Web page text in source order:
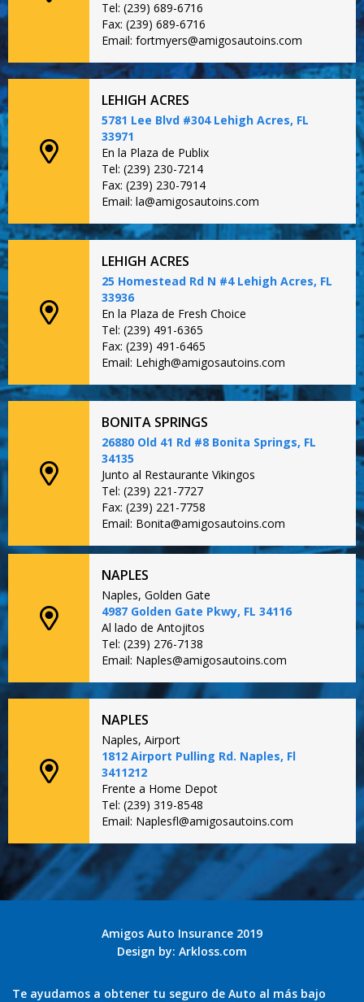
Tel: (239) 689-6716
Fax: (239) 689-6716
Email: fortmyers@amigosautoins.com
LEHIGH ACRES
5781 Lee Blvd #304 Lehigh Acres, FL
33971
En la Plaza de Publix
Tel: (239) 230-7214
Fax: (239) 230-7914
Email: la@amigosautoins.com
LEHIGH ACRES
25 Homestead Rd N #4 Lehigh Acres, FL
33936
En la Plaza de Fresh Choice
Tel: (239) 491-6365
Fax: (239) 491-6465
Email: Lehigh@amigosautoins.com
BONITA SPRINGS
26880 Old 41 Rd #8 Bonita Springs, FL
34135
Junto al Restaurante Vikingos
Tel: (239) 221-7727
Fax: (239) 221-7758
Email: Bonita@amigosautoins.com
NAPLES
Naples, Golden Gate
4987 Golden Gate Pkwy, FL 34116
Al lado de Antojitos
Tel: (239) 276-7138
Email: Naples@amigosautoins.com
NAPLES
Naples, Airport
1812 Airport Pulling Rd. Naples, Fl
3411212
Frente a Home Depot
Tel: (239) 319-8548
Email: Naplesfl@amigosautoins.com
Amigos Auto Insurance 2019
Design by: Arkloss.com
Te ayudamos a obtener tu seguro de Auto al más bajo